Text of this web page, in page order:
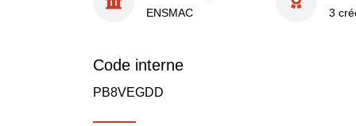
ENSMAC 3
Code interne
PB8VEGDD